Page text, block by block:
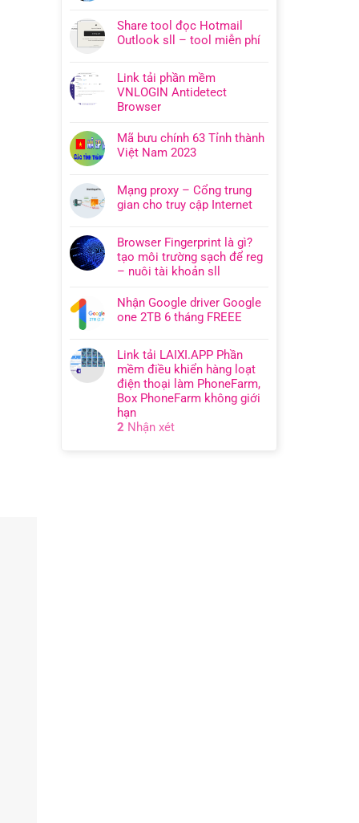
Share tool đọc Hotmail
Outlook sll – tool miễn phí
Link tải phần mềm
VNLOGIN Antidetect
Browser
Mã bưu chính 63 Tỉnh thành
Việt Nam 2023
Mạng proxy – Cổng trung
gian cho truy cập Internet
Browser Fingerprint là gì?
tạo môi trường sạch để reg
– nuôi tài khoản sll
Nhận Google driver Google
one 2TB 6 tháng FREEE
Link tải LAIXI.APP Phần
mềm điều khiển hàng loạt
điện thoại làm PhoneFarm,
Box PhoneFarm không giới
hạn
2 Nhận xét